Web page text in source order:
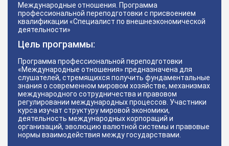
Международные отношения. Программа
профессиональной переподготовки с присвоением
квалификации «Специалист по внешнеэкономической
деятельности»
Цель программы:
Программа профессиональной переподготовки
«Международные отношения» предназначена для
слушателей, стремящихся получить фундаментальные
знания о современном мировом хозяйстве, механизмах
международного сотрудничества и правовом
регулировании международных процессов. Участники
курса изучат структуру мировой экономики,
деятельность международных корпораций и
организаций, эволюцию валютной системы и правовые
нормы взаимодействия между государствами.